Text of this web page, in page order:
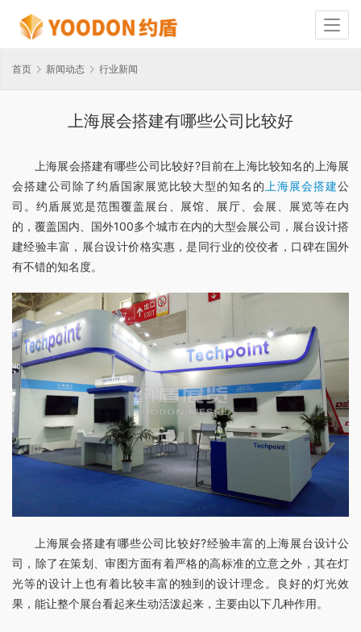
首页 新闻动态 行业新闻
上海展会搭建有哪些公司比较好
上海展会搭建有哪些公司比较好?目前在上海比较知名的上海展
会搭建公司除了约盾国家展览比较大型的知名的 上海展会搭建公
司。约盾展览是范围覆盖展台、展馆、展厅、会展、展览等在内
的，覆盖国内、国外100多个城市在内的大型会展公司，展台设计搭
建经验丰富，展台设计价格实惠，是同行业的佼佼者，口碑在国外
有不错的知名度。
上海展会搭建有哪些公司比较好?经验丰富的上海展台设计公
司，除了在策划、审图方面有着严格的高标准的立意之外，其在灯
光等的设计上也有着比较丰富的独到的设计理念。良好的灯光效
果，能让整个展台看起来生动活泼起来，主要由以下几种作用。